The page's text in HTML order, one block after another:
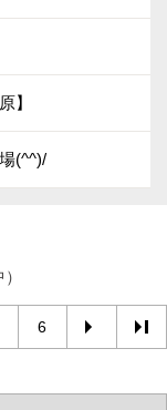
】
(^^)/
6